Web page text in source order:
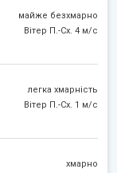
майже безхмарно
Вітер П.-Сх. 4 м/с
легка хмарність
Вітер П.-Сх. 1 м/с
хмарно